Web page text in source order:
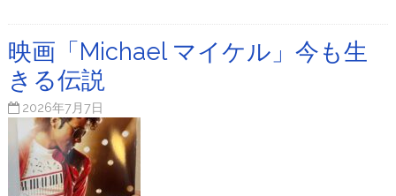
映画「Michael マイケル」今も生
きる伝説
2026年7月7日